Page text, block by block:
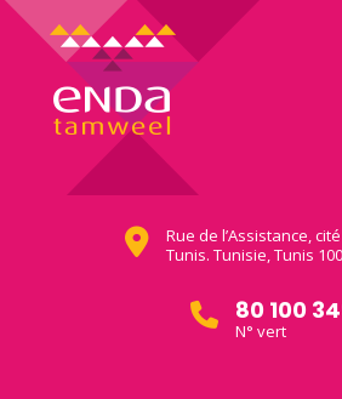
Rue de l’Assistance,
Tunis. Tunisie, Tunis
80 100
N° vert